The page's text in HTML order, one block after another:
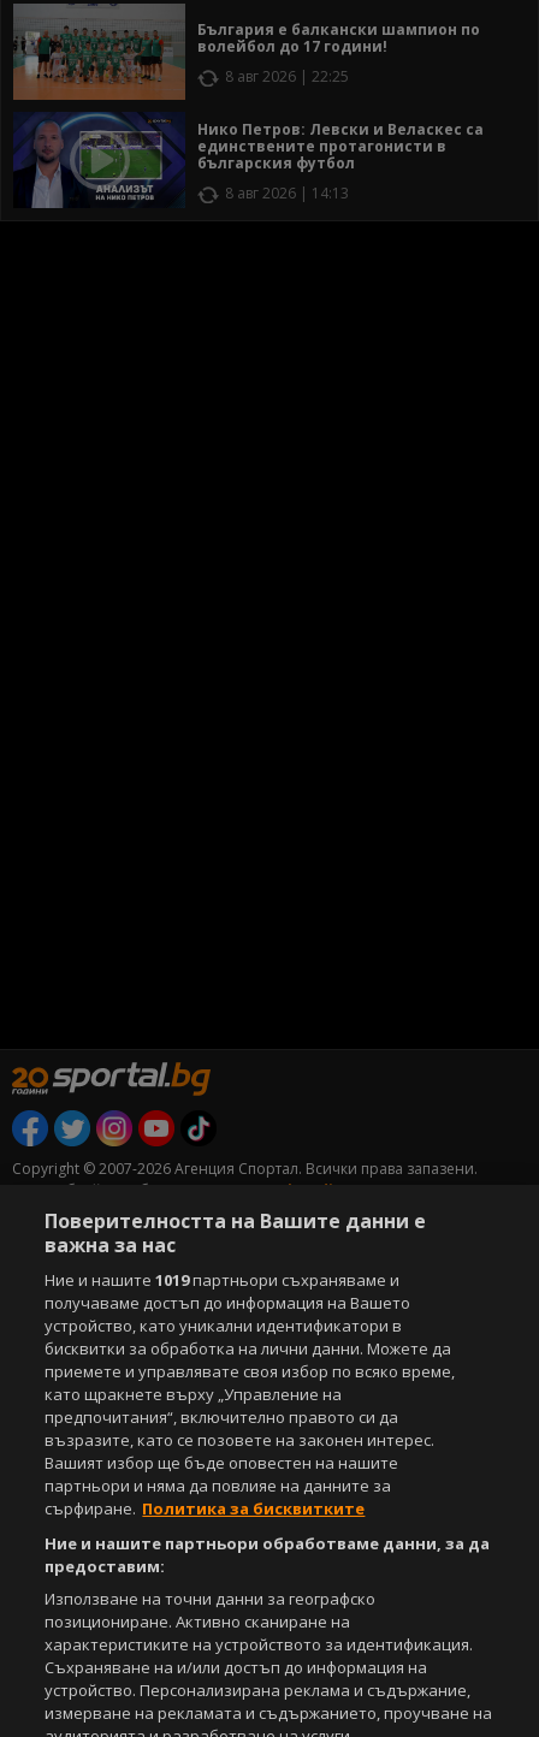
България е балкански шампион по
волейбол до 17 години!
8 авг 2026 | 22:25
Нико Петров: Левски и Веласкес са
единствените протагонисти в
българския футбол
8 авг 2026 | 14:13
Copyright © 2007-2026 Агенция Спортал. Всички права запазени.
Този уебсайт е собственост на
Sportal Media Group
Екип
Управление на предпочитания
Съдържанието на този уеб сайт и технологиите, използвани в него, са
под закрила на Закона за авторското право и сродните му права.
Всички статии, репортажи, интервюта и други текстови, графични и
видео материали, публикувани в сайта, са собственост на Агенция
Спортал, освен ако изрично е посочено друго. Допуска се
публикуване на текстови материали само след писмено съгласие на
Агенция Спортал, посочване на източника и добавяне на линк към
www.sportal.bg. Използването на графични и видео материали,
публикувани в сайта, е строго забранено. Нарушителите ще бъдат
СвалиБЕЗПЛАТНОТО
Android
Powered by:
Поверителността на Вашите данни е
важна за нас
Ние и нашите1019партньори съхраняваме и
получаваме достъп до информация на Вашето
устройство, като уникални идентификатори в
бисквитки за обработка на лични данни. Можете да
приемете и управлявате своя избор по всяко време,
като щракнете върху „Управление на
предпочитания“, включително правото си да
възразите, като се позовете на законен интерес.
Вашият избор ще бъде оповестен на нашите
партньори и няма да повлияе на данните за
сърфиране. Политика за бисквитките
Ние и нашите партньори обработваме данни, за да
предоставим:
Използване на точни данни за географско
позициониране. Активно сканиране на
характеристиките на устройството за идентификация.
Съхраняване на и/или достъп до информация на
устройство. Персонализирана реклама и съдържание,
измерване на рекламата и съдържанието, проучване на